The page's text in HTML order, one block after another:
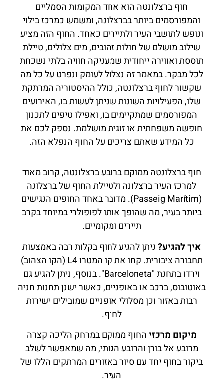
חוף ברצלונטה הוא אחד המקומות הסמליים
והמפורסמים ביותר בברצלונה, ומשמש כמרכז בילוי
ונופש לתושבי העיר ולתיירים כאחד. החוף הזה מציע
שילוב מושלם של חולות זהובים, מים צלולים, טיילת
תוססת ואווירה ייחודית שמעניקה חוויה בלתי נשכחת
לכל מבקר. במאמר זה נצלול לעומק ונפרט על כל מה
שקשור לחוף ברצלונטה, כולל ההיסטוריה המרתקת
שלו, הפעילויות השונות שניתן לעשות בו, האירועים
המפורסמים שמתקיימים בו, ואפילו טיפים לתכנון
חופשה משפחתית או זוגית מושלמת. נספק לכם את
כל המידע שאתם צריכים על החוף הנפלא הזה.
חוף ברצלונטה ממוקם ברובע ברצלונטה, קרוב מאוד
למרכז העיר ברצלונה ולטיילת החוף של ברצלונה
(Passeig Marítim). מדובר באחד החופים הנגישים
ביותר בעיר, מה שהופך אותו לפופולרי במיוחד בקרב
תיירים ומקומיים.
איך להגיע? ניתן להגיע לחוף בקלות רבה באמצעות
תחבורה ציבורית. קחו את קו המטרו L4 (הקו הצהוב)
וירדו בתחנת "Barceloneta". בנוסף, ניתן להגיע גם
באוטובוס, ברכב או באופניים, כאשר ישנן תחנות חניה
רבות באזור וכן מסלולי אופניים שמובילים ישירות
לחוף.
מיקום מרכזיהחוף ממוקם במרחק הליכה קצרה
מרובע אל בורן והרובע הגותי, מה שמאפשר לשלב
ביקור בחוף יחד עם סיור באזורים המרתקים הללו של
העיר.